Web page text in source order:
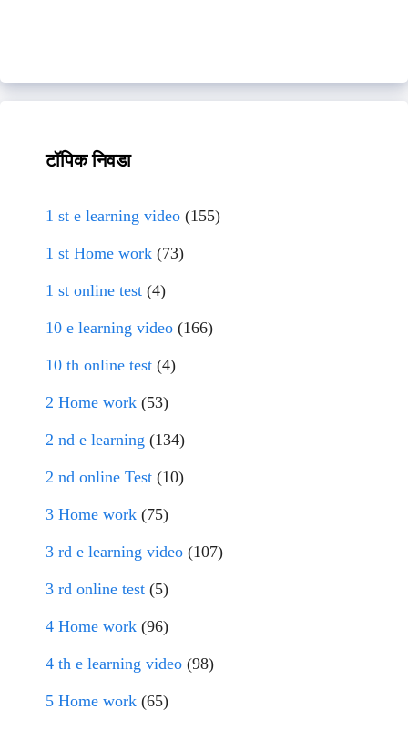
टॉपिक निवडा
1 st e learning video (155)
1 st Home work (73)
1 st online test (4)
10 e learning video (166)
10 th online test (4)
2 Home work (53)
2 nd e learning (134)
2 nd online Test (10)
3 Home work (75)
3 rd e learning video (107)
3 rd online test (5)
4 Home work (96)
4 th e learning video (98)
5 Home work (65)